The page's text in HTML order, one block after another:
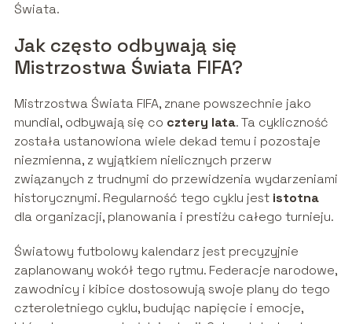
Świata.
Jak często odbywają się
Mistrzostwa Świata FIFA?
Mistrzostwa Świata FIFA, znane powszechnie jako
mundial, odbywają się co cztery lata. Ta cykliczność
została ustanowiona wiele dekad temu i pozostaje
niezmienna, z wyjątkiem nielicznych przerw
związanych z trudnymi do przewidzenia wydarzeniami
historycznymi. Regularność tego cyklu jest istotna
dla organizacji, planowania i prestiżu całego turnieju.
Światowy futbolowy kalendarz jest precyzyjnie
zaplanowany wokół tego rytmu. Federacje narodowe,
zawodnicy i kibice dostosowują swoje plany do tego
czteroletniego cyklu, budując napięcie i emocje,